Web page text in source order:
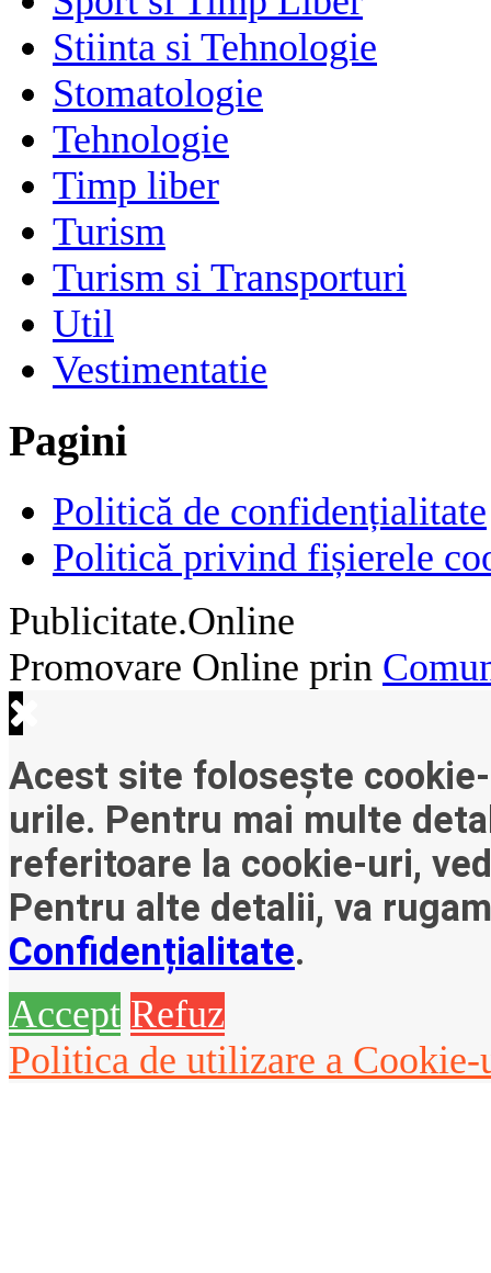
Stiinta si Tehnologie
Stomatologie
Tehnologie
Timp liber
Turism
Turism si Transporturi
Util
Vestimentatie
Pagini
Politică de confidențialitate
Politică privind fișierele
Publicitate.Online
Promovare Online prin
Acest site folosește
urile. Pentru mai multe
referitoare la cookie-uri,
Pentru alte detalii, va
Confidențialitate.
Accept Refuz
Politica de utilizare a